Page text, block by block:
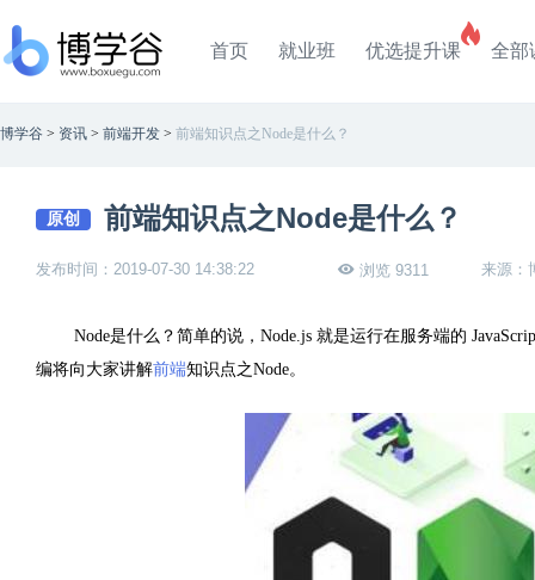
首页 就业班 优选提升课 全部
博学谷 > 资讯 > 前端开发 > 前端知识点之Node是什么？
原创 前端知识点之Node是什么？
发布时间：2019-07-30 14:38:22 浏览 9311 来源：
Node是什么？简单的说，Node.js 就是运行在服务端的
编将向大家讲解前端知识点之Node。